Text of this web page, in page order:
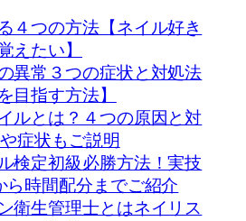
４つの方法【ネイル好き
えたい】
異常３つの症状と対処法
目指す方法】
ルとは？４つの原因と対
症状もご説明
検定初級必勝方法！実技
ら時間配分までご紹介
衛生管理士とはネイリス